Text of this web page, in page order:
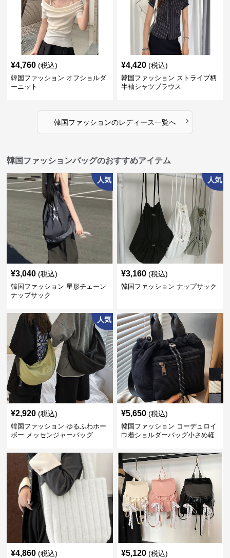
¥4,760 (税込)
韓国ファッション オフショルダ
ーニット
¥4,420 (税込)
韓国ファッション ストライプ柄
半袖シャツブラウス
韓国ファッションのレディース一覧へ ›
韓国ファッションバッグのおすすめアイテム
人気
¥3,040 (税込)
韓国ファッション 星形チェーン
ナップサック
人気
¥3,160 (税込)
韓国ファッション ナップサック
人気
¥2,920 (税込)
韓国ファッション ゆるふわホー
ボー メッセンジャーバッグ
¥5,650 (税込)
韓国ファッション コーデュロイ
巾着ショルダーバッグ小さめ軽
¥4,860 (税込) ¥5,120 (税込)